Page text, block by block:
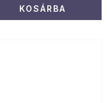
KOSÁRBA